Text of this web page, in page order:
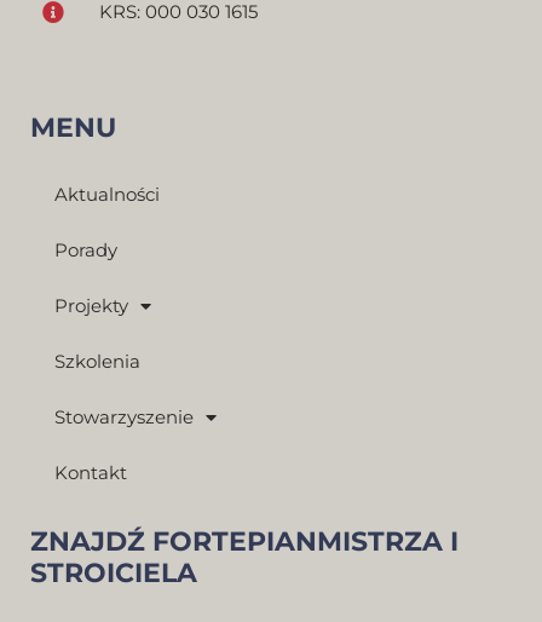
KRS: 000 030 1615
MENU
Aktualności
Porady
Projekty
Szkolenia
Stowarzyszenie
Kontakt
ZNAJDŹ FORTEPIANMISTRZA I
STROICIELA